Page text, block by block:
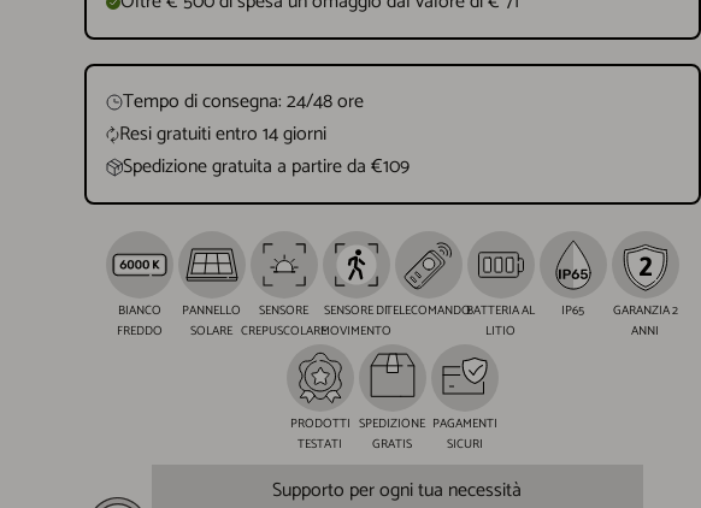
Tempo di consegna: 24/48 ore
Resi gratuiti entro 14 giorni
Spedizione gratuita a partire da €109
BIANCO
FREDDO
PANNELLO
SOLARE
SENSORE
CREPUSCOLARE
SENSORE DI
MOVIMENTO
TELECOMANDOBATTERIA AL
LITIO
IP65
GARANZIA 2
ANNI
PRODOTTI
TESTATI
SPEDIZIONE
GRATIS
PAGAMENTI
SICURI
Supporto per ogni tua necessità